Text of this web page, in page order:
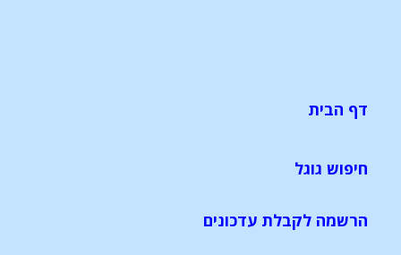
דף הבית
חיפוש גוגל
הרשמה לקבלת עדכונים